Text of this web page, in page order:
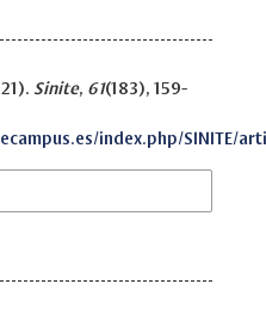
Sinite, 61(183), 159-
index.php/SINITE/